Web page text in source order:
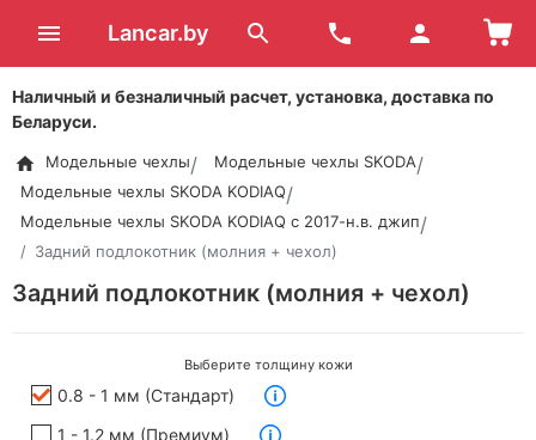
Lancar.by
Наличный и безналичный расчет, установка, доставка по
Беларуси.
Модельные чехлы
Модельные чехлы SKODA
Модельные чехлы SKODA KODIAQ
Модельные чехлы SKODA KODIAQ с 2017-н.в. джип
Задний подлокотник (молния + чехол)
Задний подлокотник (молния + чехол)
Выберите толщину кожи
0.8 - 1 мм (Стандарт)
1 - 1.2 мм (Премиум)